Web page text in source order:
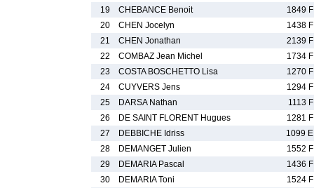
19
CHEBANCE Benoit
1849 F
20
CHEN Jocelyn
1438 F
21
CHEN Jonathan
2139 F
22
COMBAZ Jean Michel
1734 F
23
COSTA BOSCHETTO Lisa
1270 F
24
CUYVERS Jens
1294 F
25
DARSA Nathan
1113 F
26
DE SAINT FLORENT Hugues
1281 F
27
DEBBICHE Idriss
1099 E
28
DEMANGET Julien
1552 F
29
DEMARIA Pascal
1436 F
30
DEMARIA Toni
1524 F